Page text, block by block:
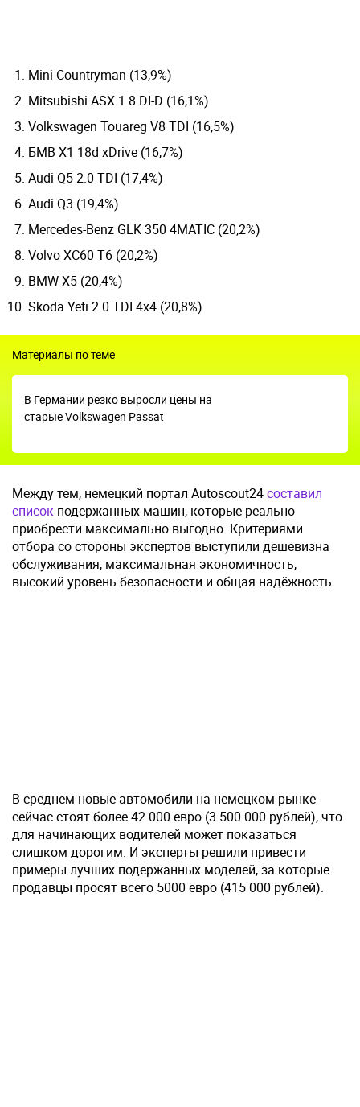
Mini Countryman (13,9%)
Mitsubishi ASX 1.8 DI-D (16,1%)
Volkswagen Touareg V8 TDI (16,5%)
БМВ Х1 18d xDrive (16,7%)
Audi Q5 2.0 TDI (17,4%)
Audi Q3 (19,4%)
Mercedes-Benz GLK 350 4MATIC (20,2%)
Volvo ХС60 Т6 (20,2%)
BMW X5 (20,4%)
Skoda Yeti 2.0 TDI 4x4 (20,8%)
Материалы по теме
В Германии резко выросли цены на
старые Volkswagen Passat
Между тем, немецкий портал Autoscout24составил
список подержанных машин, которые реально
приобрести максимально выгодно. Критериями
отбора со стороны экспертов выступили дешевизна
обслуживания, максимальная экономичность,
высокий уровень безопасности и общая надёжность.
В среднем новые автомобили на немецком рынке
сейчас стоят более 42 000 евро (3 500 000 рублей), что
для начинающих водителей может показаться
слишком дорогим. И эксперты решили привести
примеры лучших подержанных моделей, за которые
продавцы просят всего 5000 евро (415 000 рублей).